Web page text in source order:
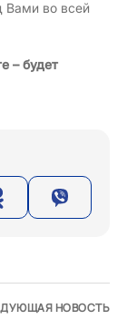
Вами во всей
– будет
НОВОСТЬ